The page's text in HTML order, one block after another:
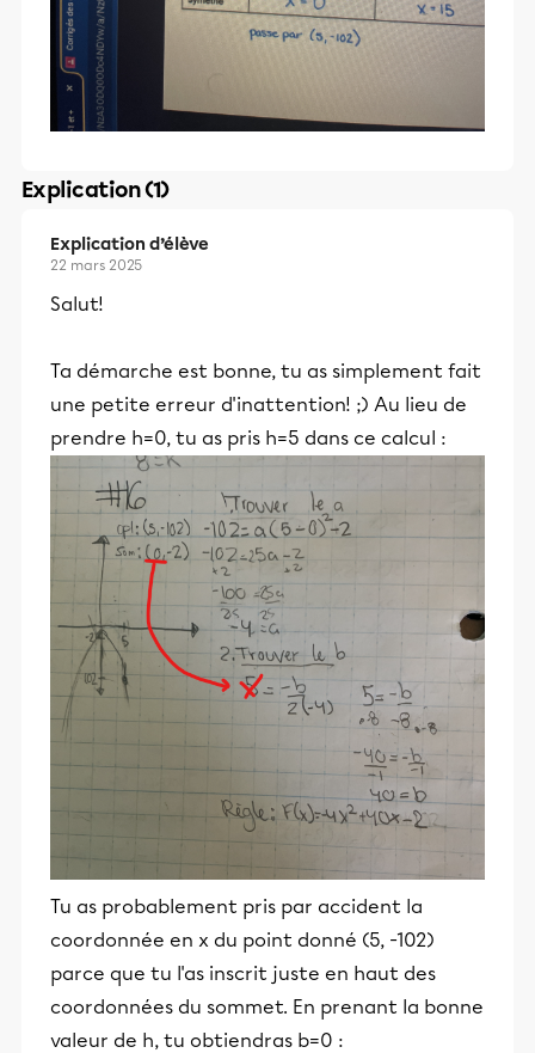
Explication (1)
Explication d’élève
22 mars 2025
Salut!
Ta démarche est bonne, tu as simplement fait
une petite erreur d'inattention! ;) Au lieu de
prendre h=0, tu as pris h=5 dans ce calcul :
Tu as probablement pris par accident la
coordonnée en x du point donné (5, -102)
parce que tu l'as inscrit juste en haut des
coordonnées du sommet. En prenant la bonne
valeur de h, tu obtiendras b=0 :